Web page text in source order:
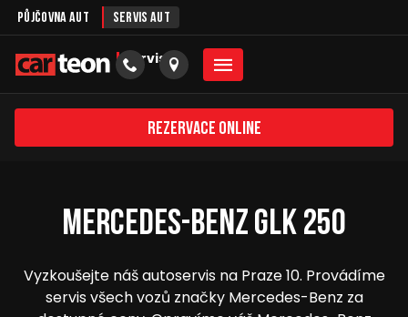
Půjčovna aut Servis aut
servis
Rezervace online
Mercedes-Benz GLK 250
Vyzkoušejte náš autoservis na Praze 10. Provádíme
servis všech vozů značky Mercedes-Benz za